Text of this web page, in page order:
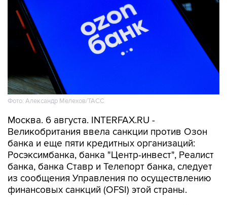
Фото: Александр Мелехов/ТАСС
Москва. 6 августа. INTERFAX.RU -
Великобритания ввела санкции против Озон
банка и еще пяти кредитных организаций:
Росэксимбанка, банка "Центр-инвест", Реалист
банка, банка Ставр и Телепорт банка, следует
из сообщения Управления по осуществлению
финансовых санкций (OFSI) этой страны.